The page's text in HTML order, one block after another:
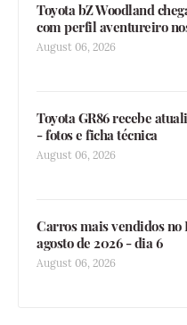
Toyota bZ Woodland
com perfil aventureiro
August 06, 2026
Toyota GR86 recebe
- fotos e ficha técnica
August 06, 2026
Carros mais vendidos no
agosto de 2026 - dia 6
August 06, 2026